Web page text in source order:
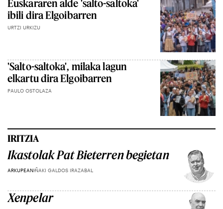
Euskararen alde 'salto-saltoka'
ibili dira Elgoibarren
URTZI URKIZU
'Salto-saltoka', milaka lagun
elkartu dira Elgoibarren
PAULO OSTOLAZA
IRITZIA
Ikastolak Pat Bieterren begietan
ARKUPEANIÑAKI GALDOS IRAZABAL
Xenpelar